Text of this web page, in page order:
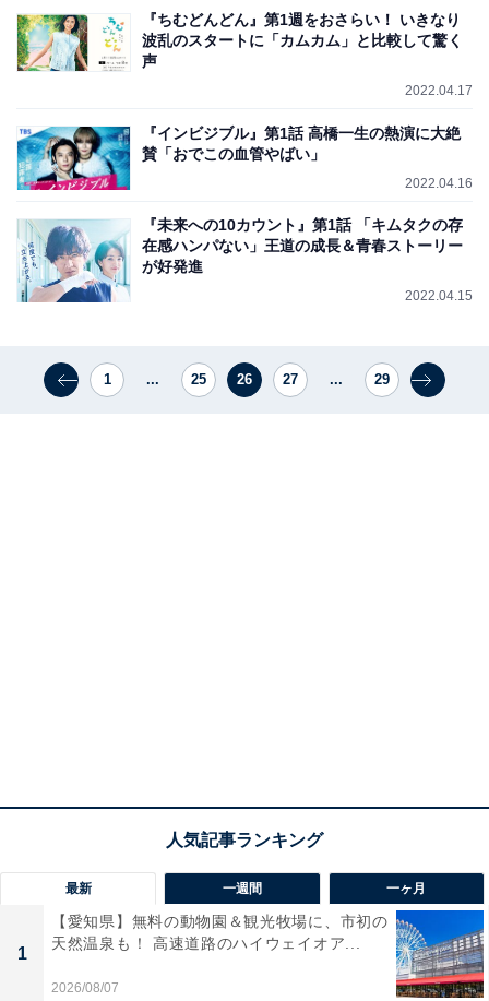
『ちむどんどん』第1週をおさらい！ いきなり
波乱のスタートに「カムカム」と比較して驚く
声
2022.04.17
『インビジブル』第1話 高橋一生の熱演に大絶
賛「おでこの血管やばい」
2022.04.16
『未来への10カウント』第1話 「キムタクの存
在感ハンパない」王道の成長＆青春ストーリー
が好発進
2022.04.15
1 ... 25 26 27 ... 29
最新 一週間 一ヶ月
1
【愛知県】無料の動物園＆観光牧場に、市初の
天然温泉も！ 高速道路のハイウェイオア...
2026/08/07